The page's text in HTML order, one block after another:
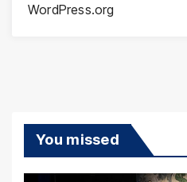
WordPress.org
You missed